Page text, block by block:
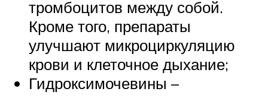
тромбоцитов между собой.
Кроме того, препараты
улучшают микроциркуляцию
крови и клеточное дыхание;
Гидроксимочевины –